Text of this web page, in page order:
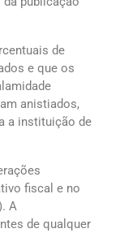
de
e que os
anistiados,
a instituição de
fiscal e no
A
de qualquer